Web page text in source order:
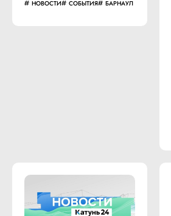
НОВОСТИ СОБЫТИЯ БАРНАУЛ